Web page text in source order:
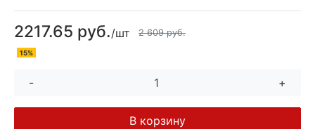
2217.65 руб./шт 2 609 руб.
15%
- +
В корзину